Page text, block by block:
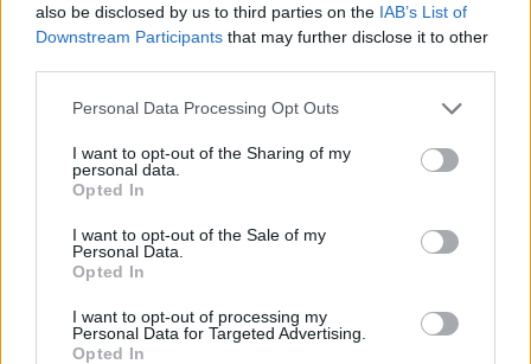
also be disclosed by us to third parties on the IAB’s List of
Downstream Participants that may further disclose it to other
Please note that this website/app uses one or more Google
not limited to your visit or usage behaviour. You may click to
grant or deny consent to Google and its third-party tags to
use your data for below specified purposes in below Google
consent section.
Personal Data Processing Opt Outs
I want to opt-out of the Sharing of my
personal data.
Opted In
I want to opt-out of the Sale of my
Personal Data.
Opted In
I want to opt-out of processing my
Personal Data for Targeted Advertising.
Opted In